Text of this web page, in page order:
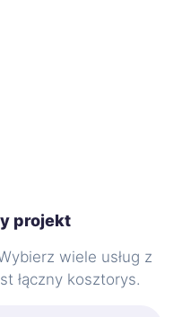
projekt
wiele usług z
łączny kosztorys.